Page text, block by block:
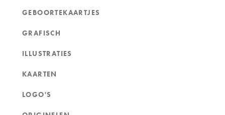
GEBOORTEKAARTJES
GRAFISCH
ILLUSTRATIES
KAARTEN
LOGO'S